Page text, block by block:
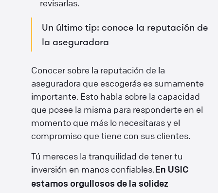
revisarlas.
Un último tip: conoce la reputación de
la aseguradora
Conocer sobre la reputación de la
aseguradora que escogerás es sumamente
importante. Esto habla sobre la capacidad
que posee la misma para responderte en el
momento que más lo necesitaras y el
compromiso que tiene con sus clientes.
Tú mereces la tranquilidad de tener tu
inversión en manos confiables. En USIC
estamos orgullosos de la solidez